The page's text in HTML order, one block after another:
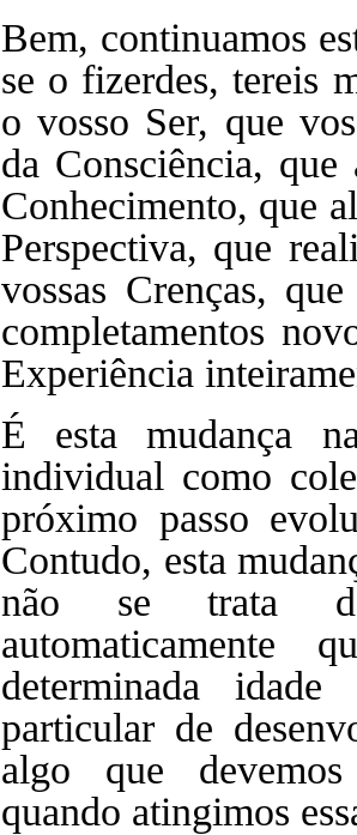
Bem, continuamos
se o fizerdes, tereis
o vosso Ser, que
da Consciência,
Conhecimento, que
Perspectiva, que
vossas Crenças,
completamentos
Experiência
É esta mudança
individual como
próximo passo
Contudo, esta
não se trata
automaticamente
determinada
particular de
algo que devemos
quando atingimos